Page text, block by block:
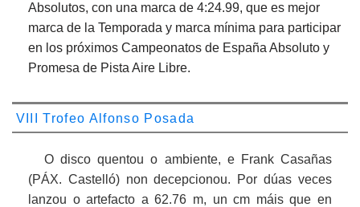
Absolutos, con una marca de 4:24.99, que es mejor
marca de la Temporada y marca mínima para participar
en los próximos Campeonatos de España Absoluto y
Promesa de Pista Aire Libre.
VIII Trofeo Alfonso Posada
O disco quentou o ambiente, e Frank Casañas
(PÁX. Castelló) non decepcionou. Por dúas veces
lanzou o artefacto a 62.76 m, un cm máis que en